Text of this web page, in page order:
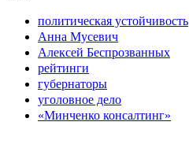
политическая устойчивость
Анна Мусевич
Алексей Беспрозванных
рейтинги
губернаторы
уголовное дело
«Минченко консалтинг»